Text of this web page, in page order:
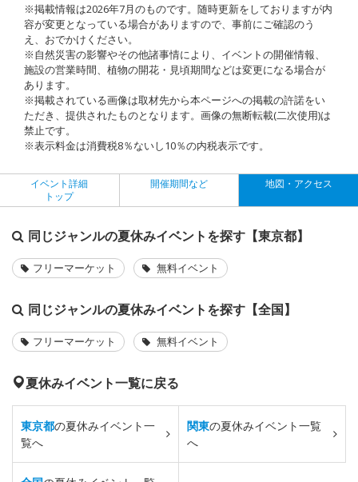
※掲載情報は2026年7月のものです。随時更新をしておりますが内
容が変更となっている場合がありますので、事前にご確認のう
え、おでかけください。
※自然災害の影響やその他諸事情により、イベントの開催情報、
施設の営業時間、植物の開花・見頃期間などは変更になる場合が
あります。
※掲載されている画像は取材先から本ページへの掲載の許諾をい
ただき、提供されたものとなります。画像の無断転載(二次使用)は
禁止です。
※表示料金は消費税8％ないし10％の内税表示です。
イベント詳細
トップ
開催期間など 地図・アクセス
同じジャンルの夏休みイベントを探す【東京都】
フリーマーケット 無料イベント
同じジャンルの夏休みイベントを探す【全国】
フリーマーケット 無料イベント
夏休みイベント一覧に戻る
東京都の夏休みイベント一
覧へ
関東の夏休みイベント一覧
へ